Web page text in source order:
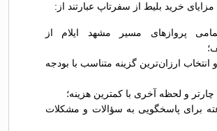
خرید بلیط از سفرتاپ عبارتند از:
پروازهای مسیر مشهد ایلام از
ارزان‌ترین گزینه متناسب با بودجه
و لحظه آخری با کمترین هزینه؛
۲۴ ساعته برای پاسخگویی به سؤالات و مشکلات